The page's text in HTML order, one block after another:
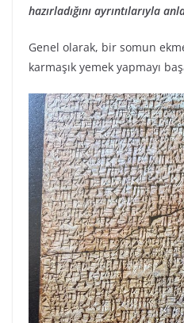
hazırladığını ayrıntılarıyla
Genel olarak, bir somun
karmaşık yemek yapmayı